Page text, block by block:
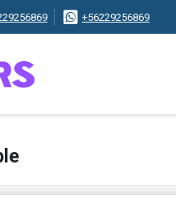
+56229256869